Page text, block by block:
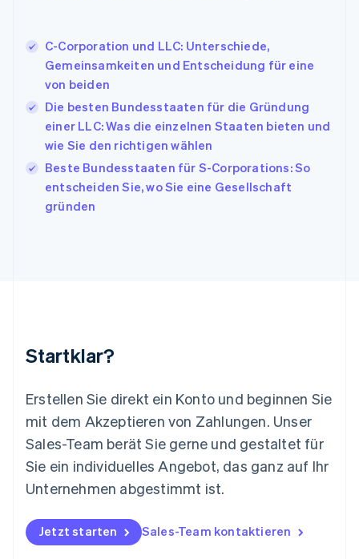
C-Corporation und LLC: Unterschiede,
Gemeinsamkeiten und Entscheidung für eine
von beiden
Die besten Bundesstaaten für die Gründung
einer LLC: Was die einzelnen Staaten bieten und
wie Sie den richtigen wählen
Beste Bundesstaaten für S-Corporations: So
entscheiden Sie, wo Sie eine Gesellschaft
gründen
Startklar?
Erstellen Sie direkt ein Konto und beginnen Sie
mit dem Akzeptieren von Zahlungen. Unser
Sales-Team berät Sie gerne und gestaltet für
Sie ein individuelles Angebot, das ganz auf Ihr
Unternehmen abgestimmt ist.
Jetzt starten Sales-Team kontaktieren
ItalianoEnglish
Japan
日本語 English
EnglishFrançais
Kroatien
EnglishItaliano
English
Liechtenstein
DeutschEnglish
Mexiko
English
Niederlande
Nederlands English
Norwegen
English
Österreich
Polen
English
Portugal